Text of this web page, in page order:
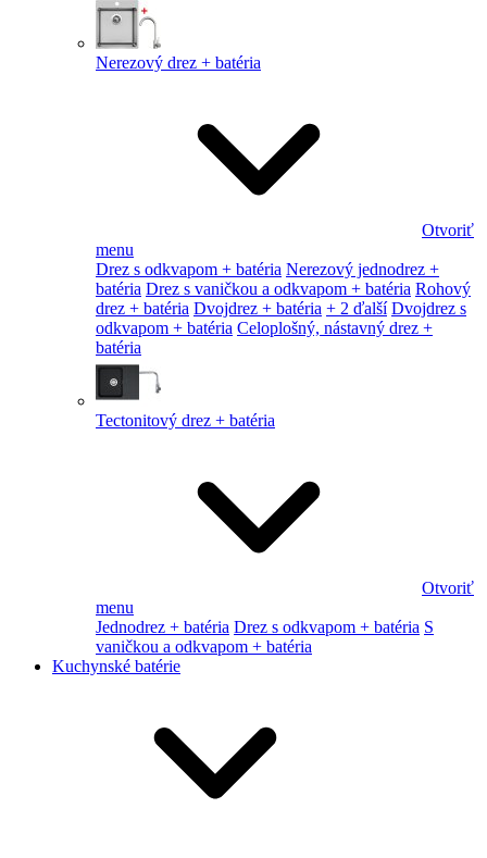
Nerezový drez + batéria
Otvoriť
menu
Drez s odkvapom + batéria Nerezový jednodrez +
batéria Drez s vaničkou a odkvapom + batéria Rohový
drez + batéria Dvojdrez + batéria + 2 ďalší Dvojdrez s
odkvapom + batéria Celoplošný, nástavný drez +
batéria
Tectonitový drez + batéria
Otvoriť
menu
Jednodrez + batéria Drez s odkvapom + batéria S
vaničkou a odkvapom + batéria
Kuchynské batérie